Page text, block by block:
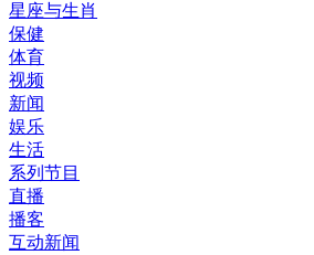
星座与生肖
保健
体育
视频
新闻
娱乐
生活
系列节目
直播
播客
互动新闻